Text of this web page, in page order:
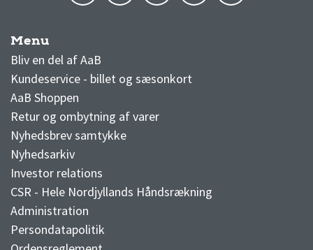
Menu
Bliv en del af AaB
Kundeservice - billet og sæsonkort
AaB Shoppen
Retur og ombytning af varer
Nyhedsbrev samtykke
Nyhedsarkiv
Investor relations
CSR - Hele Nordjyllands Håndsrækning
Administration
Persondatapolitik